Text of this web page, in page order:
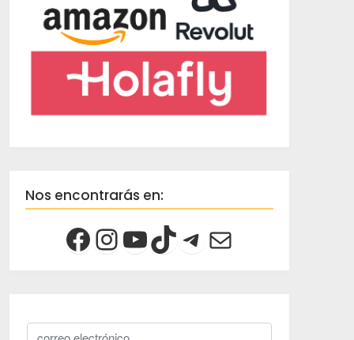
Nos encontrarás en: